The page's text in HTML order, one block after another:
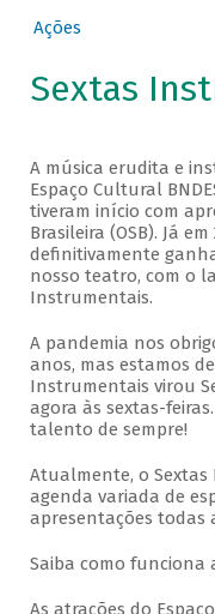
Ações
Sextas
A música erudita e
Espaço Cultural
tiveram início com
Brasileira (OSB). Já
definitivamente
nosso teatro, com o
Instrumentais.
A pandemia nos
anos, mas estamos
Instrumentais virou
agora às sextas-
talento de sempre!
Atualmente, o
agenda variada de
apresentações todas
Saiba como funciona